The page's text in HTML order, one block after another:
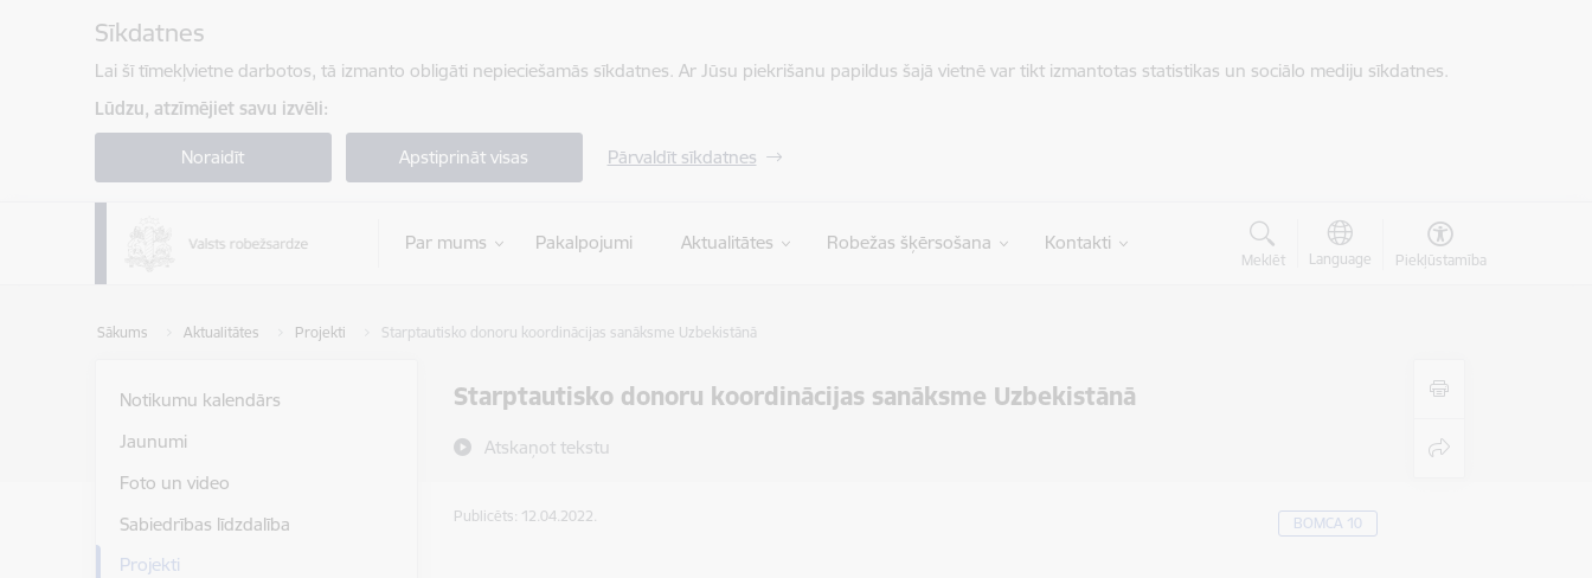
Sīkdatnes
Lai šī tīmekļvietne darbotos, tā izmanto obligāti nepieciešamās sīkdatnes. Ar Jūsu piekrišanu papildus šajā vietnē var tikt izmantotas statistikas un sociālo mediju sīkdatnes.
Lūdzu, atzīmējiet savu izvēli:
Noraidīt Apstiprināt visas Pārvaldīt sīkdatnes
Par mums Pakalpojumi Aktualitātes Robežas šķērsošana Kontakti
Meklēt Language Piekļūstamība
Sākums Aktualitātes Projekti Starptautisko donoru koordinācijas sanāksme Uzbekistānā
Starptautisko donoru koordinācijas sanāksme Uzbekistānā
Atskaņot tekstu
Notikumu kalendārs
Jaunumi
Foto un video
Sabiedrības līdzdalība
Projekti
Publicēts: 12.04.2022. BOMCA 10